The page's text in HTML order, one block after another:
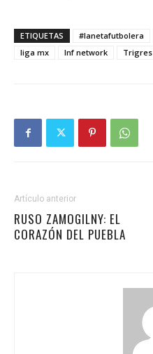
ETIQUETAS #lanetafutbolera
liga mx
lnf network Trigres
Artículo anterior
RUSO ZAMOGILNY: EL
CORAZÓN DEL PUEBLA